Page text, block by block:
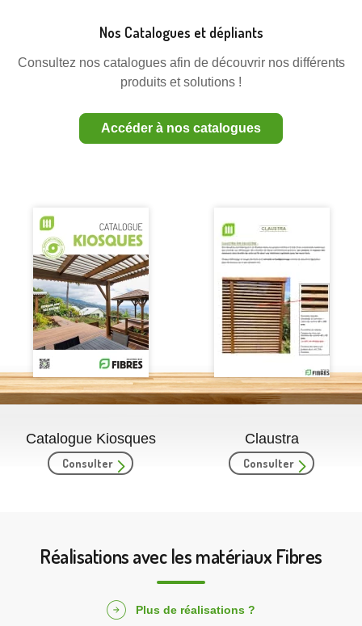
Nos Catalogues et dépliants
Consultez nos catalogues afin de découvrir nos différents
produits et solutions !
Accéder à nos catalogues
Catalogue Kiosques
Consulter
Claustra
Consulter
Réalisations avec les matériaux Fibres
Plus de réalisations ?